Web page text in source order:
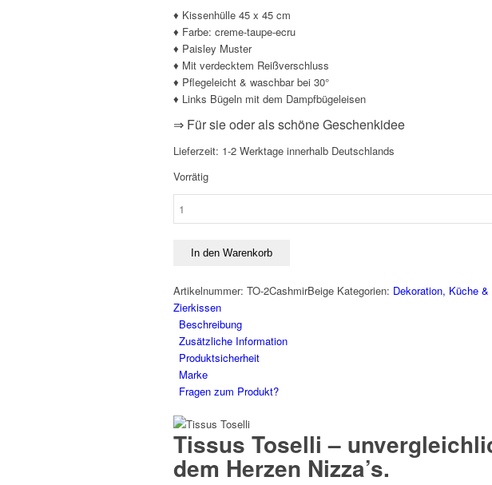
♦ Kissenhülle 45 x 45 cm
♦ Farbe: creme-taupe-ecru
♦ Paisley Muster
♦ Mit verdecktem Reißverschluss
♦ Pflegeleicht & waschbar bei 30°
♦ Links Bügeln mit dem Dampfbügeleisen
⇒ Für sie oder als schöne Geschenkidee
Lieferzeit: 1-2 Werktage innerhalb Deutschlands
Vorrätig
45
cm
von
Tissus
Toselli
Menge
In den Warenkorb
Artikelnummer: TO-2CashmirBeige Kategorien: Dekoration, Küche
Zierkissen
Beschreibung
Zusätzliche Information
Produktsicherheit
Marke
Fragen zum Produkt?
Tissus Toselli –
dem Herzen Nizza’s.